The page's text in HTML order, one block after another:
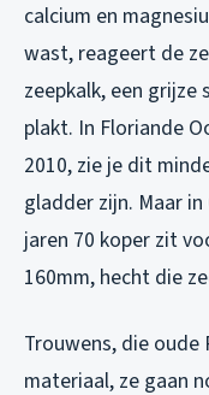
calcium en
wast, reageert de
zeepkalk, een
plakt. In Floriande
2010, zie je dit
gladder zijn. Maar
jaren 70 koper zit
160mm, hecht die
Trouwens, die oude
materiaal, ze gaan